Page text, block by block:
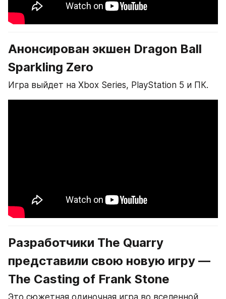
Анонсирован экшен Dragon Ball
Sparkling Zero
Игра выйдет на Xbox Series, PlayStation 5 и ПК.
Разработчики The Quarry
представили свою новую игру —
The Casting of Frank Stone
Это сюжетная одиночная игра во вселенной